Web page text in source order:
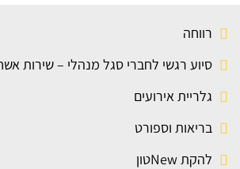
רווחה
סיוע רגשי לחברי סגל מנהלי – שירות
גלריית אירועים
בריאות וספורט
להקת Newטון